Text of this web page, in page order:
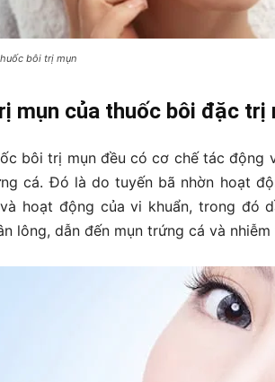
bôi trị mụn
mụn của thuốc bôi đặc trị
bôi trị mụn đều có cơ chế tác động
cá. Đó là do tuyến bã nhờn hoạt
hoạt động của vi khuẩn, trong đó
lông, dẫn đến mụn trứng cá và